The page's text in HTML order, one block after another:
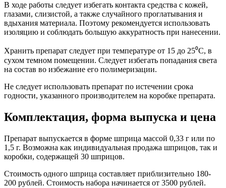
В ходе работы следует избегать контакта средства с кожей,
глазами, слизистой, а также случайного проглатывания и
вдыхания материала. Поэтому рекомендуется использовать
изоляцию и соблюдать большую аккуратность при нанесении.
Хранить препарат следует при температуре от 15 до 25⁰C, в
сухом темном помещении. Следует избегать попадания света
на состав во избежание его полимеризации.
Не следует использовать препарат по истечении срока
годности, указанного производителем на коробке препарата.
Комплектация, форма выпуска и цена
Препарат выпускается в форме шприца массой 0,33 г или по
1,5 г. Возможна как индивидуальная продажа шприцов, так и
коробки, содержащей 30 шприцов.
Стоимость одного шприца составляет приблизительно 180-
200 рублей. Стоимость набора начинается от 3500 рублей.